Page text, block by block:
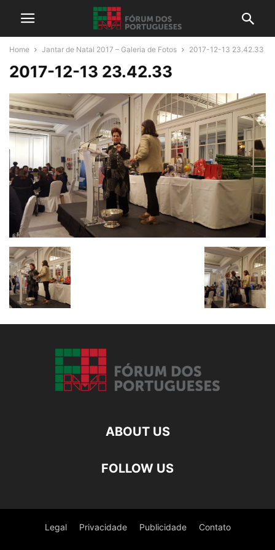
Home Jantar de Natal 2017 – Galeria de Fotos 2017-12-13 23.42.33
2017-12-13 23.42.33
ABOUT US
FOLLOW US
Legal Privacidade Publicidade Contato